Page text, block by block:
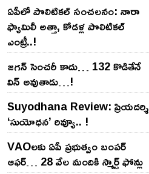
ఏపీలో పొలిటిక‌ల్ సంచ‌ల‌నం: నారా
ఫ్యామిలీ అత్తా, కోడ‌ళ్ల పొలిటికల్
ఎంట్రీ..!
జ‌గ‌న్ సెంచ‌రీ కాదు… 132 కొడితేనే
విన్ అవుతాడు…!
Suyodhana Review: ప్రియదర్శి
‘సుయోధన’ రివ్యూ.. !
VAOల‌కు ఏపీ ప్ర‌భుత్వం బంప‌ర్
ఆఫ‌ర్‌… 28 వేల మందికి స్మార్ట్ ఫోన్లు